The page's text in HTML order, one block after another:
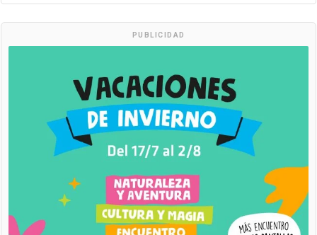
PUBLICIDAD